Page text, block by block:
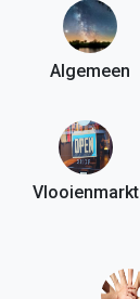
Algemeen
Vlooienmarkt